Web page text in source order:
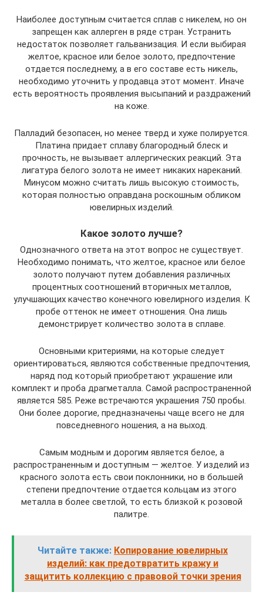
Наиболее доступным считается сплав с никелем, но он
запрещен как аллерген в ряде стран. Устранить
недостаток позволяет гальванизация. И если выбирая
желтое, красное или белое золото, предпочтение
отдается последнему, а в его составе есть никель,
необходимо уточнить у продавца этот момент. Иначе
есть вероятность проявления высыпаний и раздражений
на коже.
Палладий безопасен, но менее тверд и хуже полируется.
Платина придает сплаву благородный блеск и
прочность, не вызывает аллергических реакций. Эта
лигатура белого золота не имеет никаких нареканий.
Минусом можно считать лишь высокую стоимость,
которая полностью оправдана роскошным обликом
ювелирных изделий.
Какое золото лучше?
Однозначного ответа на этот вопрос не существует.
Необходимо понимать, что желтое, красное или белое
золото получают путем добавления различных
процентных соотношений вторичных металлов,
улучшающих качество конечного ювелирного изделия. К
пробе оттенок не имеет отношения. Она лишь
демонстрирует количество золота в сплаве.
Основными критериями, на которые следует
ориентироваться, являются собственные предпочтения,
наряд под который приобретают украшение или
комплект и проба драгметалла. Самой распространенной
является 585. Реже встречаются украшения 750 пробы.
Они более дорогие, предназначены чаще всего не для
повседневного ношения, а на выход.
Самым модным и дорогим является белое, а
распространенным и доступным — желтое. У изделий из
красного золота есть свои поклонники, но в большей
степени предпочтение отдается кольцам из этого
металла в более светлой, то есть близкой к розовой
палитре.
Читайте также: Копирование ювелирных
изделий: как предотвратить кражу и
защитить коллекцию с правовой точки зрения